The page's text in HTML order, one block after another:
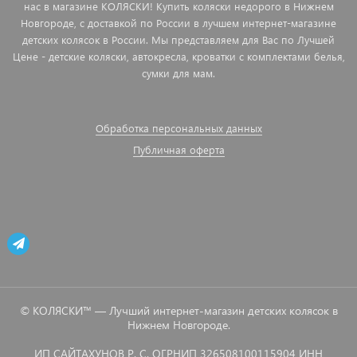
нас в магазине КОЛЯСКИ! Купить коляски недорого в Нижнем
Новгороде, с доставкой по России в лучшем интернет-магазине
детских колясок в России. Мы представляем для Вас по Лучшей
Цене - детские коляски, автокресла, кроватки с комплектами белья,
сумки для мам.
Обработка персональных данных
Публичная оферта
© КОЛЯСКИ™ — Лучший интернет-магазин детских колясок в
Нижнем Новгороде.
ИП САЙТАХУНОВ Р. С. ОГРНИП 326508100115904 ИНН